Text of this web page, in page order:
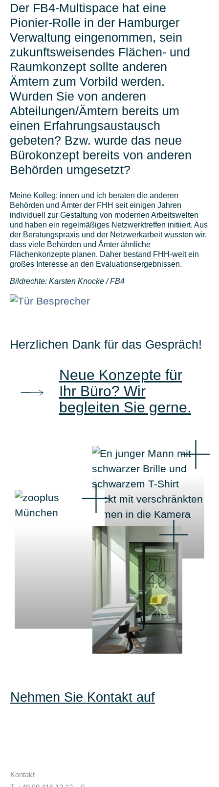
Der FB4-Multispace hat eine
Pionier-Rolle in der Hamburger
Verwaltung eingenommen, sein
zukunftsweisendes Flächen- und
Raumkonzept sollte anderen
Ämtern zum Vorbild werden.
Wurden Sie von anderen
Abteilungen/Ämtern bereits um
einen Erfahrungsaustausch
gebeten? Bzw. wurde das neue
Bürokonzept bereits von anderen
Behörden umgesetzt?
Meine Kolleg: innen und ich beraten die anderen
Behörden und Ämter der FHH seit einigen Jahren
individuell zur Gestaltung von modernen Arbeitswelten
und haben ein regelmäßiges Netzwerktreffen initiiert. Aus
der Beratungspraxis und der Netzwerkarbeit wussten wir,
dass viele Behörden und Ämter ähnliche
Flächenkonzepte planen. Daher bestand FHH-weit ein
großes Interesse an den Evaluationsergebnissen.
Bildrechte: Karsten Knocke / FB4
Herzlichen Dank für das Gespräch!
Neue Konzepte für
Ihr Büro? Wir
begleiten Sie gerne.
Nehmen Sie Kontakt auf
Kontakt